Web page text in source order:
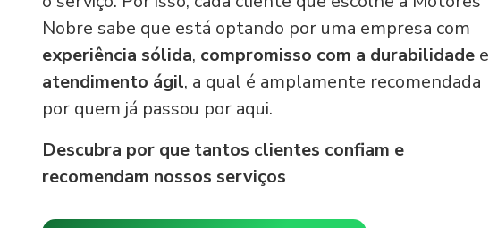
Nobre sabe que está optando por uma empresa com
experiência sólida, compromisso com a durabilidade e
atendimento ágil, a qual é amplamente recomendada
por quem já passou por aqui.
Descubra por que tantos clientes confiam e
recomendam nossos serviços